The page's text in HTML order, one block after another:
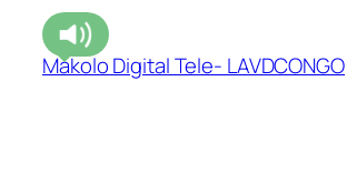
Makolo Digital Tele- LAVDCONGO